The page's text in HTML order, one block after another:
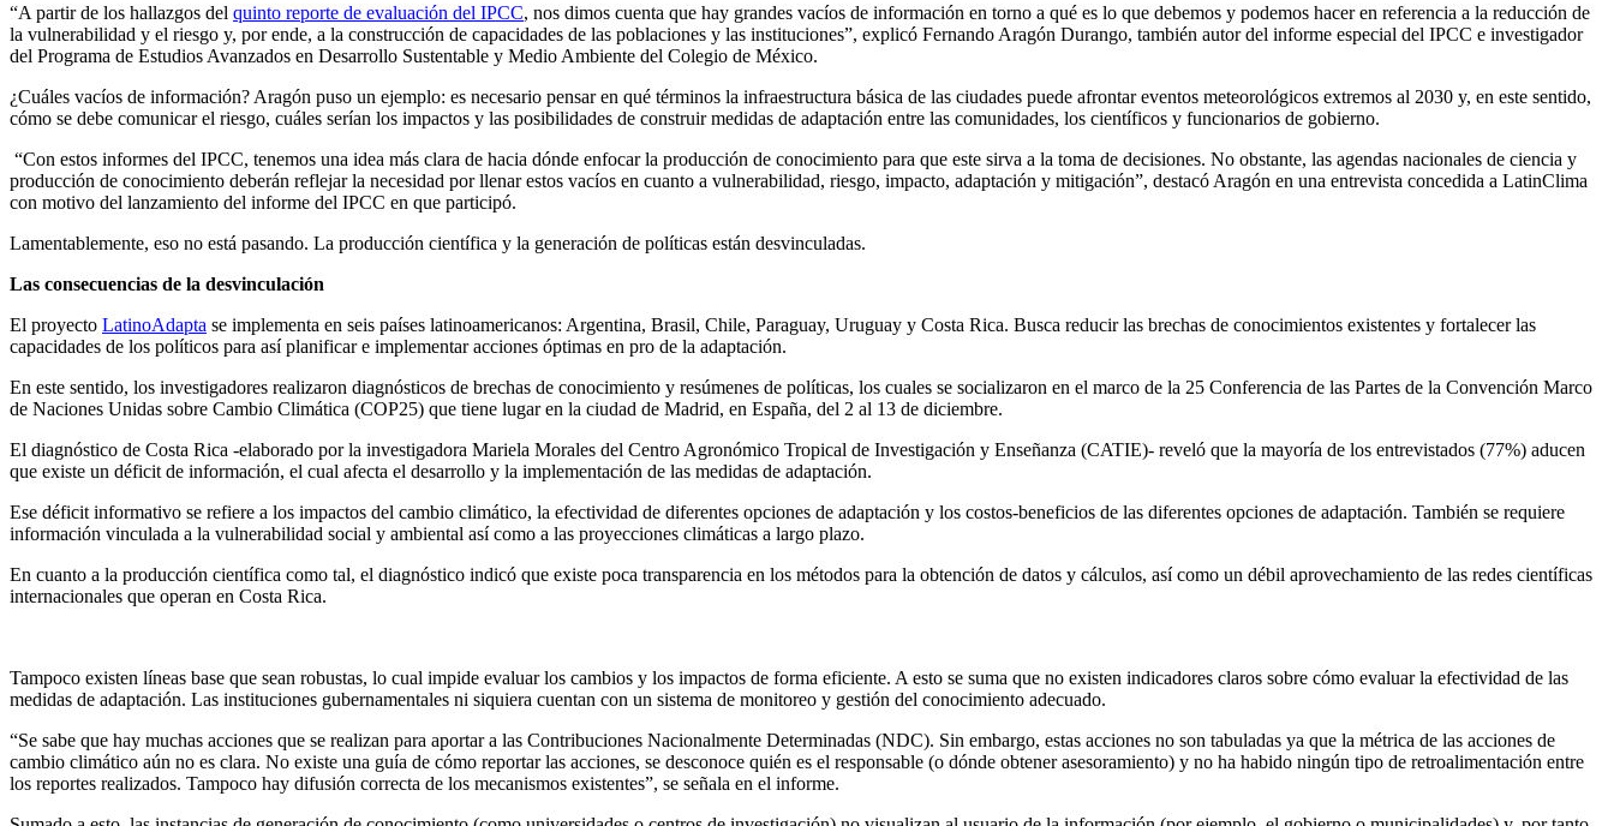
“A partir de los hallazgos del quinto reporte de evaluación del IPCC, nos dimos cuenta que hay grandes vacíos de información en torno a qué es lo que debemos y podemos hacer en referencia a la reducción de
la vulnerabilidad y el riesgo y, por ende, a la construcción de capacidades de las poblaciones y las instituciones”, explicó Fernando Aragón Durango, también autor del informe especial del IPCC e investigador
del Programa de Estudios Avanzados en Desarrollo Sustentable y Medio Ambiente del Colegio de México.
¿Cuáles vacíos de información? Aragón puso un ejemplo: es necesario pensar en qué términos la infraestructura básica de las ciudades puede afrontar eventos meteorológicos extremos al 2030 y, en este sentido,
cómo se debe comunicar el riesgo, cuáles serían los impactos y las posibilidades de construir medidas de adaptación entre las comunidades, los científicos y funcionarios de gobierno.
“Con estos informes del IPCC, tenemos una idea más clara de hacia dónde enfocar la producción de conocimiento para que este sirva a la toma de decisiones. No obstante, las agendas nacionales de ciencia y
producción de conocimiento deberán reflejar la necesidad por llenar estos vacíos en cuanto a vulnerabilidad, riesgo, impacto, adaptación y mitigación”, destacó Aragón en una entrevista concedida a LatinClima
con motivo del lanzamiento del informe del IPCC en que participó.
Lamentablemente, eso no está pasando. La producción científica y la generación de políticas están desvinculadas.
Las consecuencias de la desvinculación
El proyecto LatinoAdapta se implementa en seis países latinoamericanos: Argentina, Brasil, Chile, Paraguay, Uruguay y Costa Rica. Busca reducir las brechas de conocimientos existentes y fortalecer las
capacidades de los políticos para así planificar e implementar acciones óptimas en pro de la adaptación.
En este sentido, los investigadores realizaron diagnósticos de brechas de conocimiento y resúmenes de políticas, los cuales se socializaron en el marco de la 25 Conferencia de las Partes de la Convención Marco
de Naciones Unidas sobre Cambio Climática (COP25) que tiene lugar en la ciudad de Madrid, en España, del 2 al 13 de diciembre.
El diagnóstico de Costa Rica -elaborado por la investigadora Mariela Morales del Centro Agronómico Tropical de Investigación y Enseñanza (CATIE)- reveló que la mayoría de los entrevistados (77%) aducen
que existe un déficit de información, el cual afecta el desarrollo y la implementación de las medidas de adaptación.
Ese déficit informativo se refiere a los impactos del cambio climático, la efectividad de diferentes opciones de adaptación y los costos-beneficios de las diferentes opciones de adaptación. También se requiere
información vinculada a la vulnerabilidad social y ambiental así como a las proyecciones climáticas a largo plazo.
En cuanto a la producción científica como tal, el diagnóstico indicó que existe poca transparencia en los métodos para la obtención de datos y cálculos, así como un débil aprovechamiento de las redes científicas
internacionales que operan en Costa Rica.
Tampoco existen líneas base que sean robustas, lo cual impide evaluar los cambios y los impactos de forma eficiente. A esto se suma que no existen indicadores claros sobre cómo evaluar la efectividad de las
medidas de adaptación. Las instituciones gubernamentales ni siquiera cuentan con un sistema de monitoreo y gestión del conocimiento adecuado.
“Se sabe que hay muchas acciones que se realizan para aportar a las Contribuciones Nacionalmente Determinadas (NDC). Sin embargo, estas acciones no son tabuladas ya que la métrica de las acciones de
cambio climático aún no es clara. No existe una guía de cómo reportar las acciones, se desconoce quién es el responsable (o dónde obtener asesoramiento) y no ha habido ningún tipo de retroalimentación entre
los reportes realizados. Tampoco hay difusión correcta de los mecanismos existentes”, se señala en el informe.